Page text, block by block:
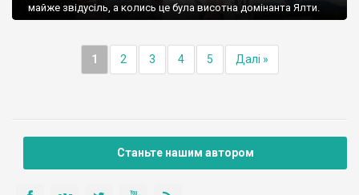
майже звідусіль, а колись це була висотна домінанта Ялти.
1 2 3 4 5 Далі »
Станьте нашим автором